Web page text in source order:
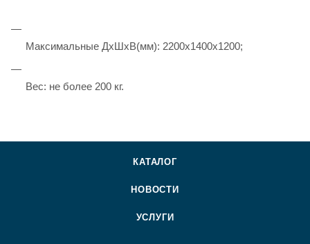
Максимальные ДхШхВ(мм): 2200x1400x1200;
Вес: не более 200 кг.
КАТАЛОГ
НОВОСТИ
УСЛУГИ